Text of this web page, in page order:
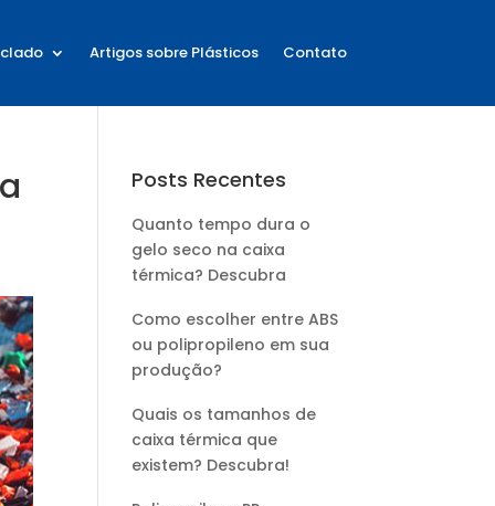
Artigos sobre Plásticos Contato
Posts Recentes
Quanto tempo dura o
gelo seco na caixa
térmica? Descubra
Como escolher entre ABS
ou polipropileno em sua
produção?
Quais os tamanhos de
caixa térmica que
existem? Descubra!